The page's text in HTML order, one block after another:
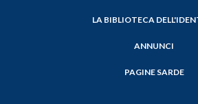
LA BIBLIOTECA
ANNUNCI
PAGINE SARDE